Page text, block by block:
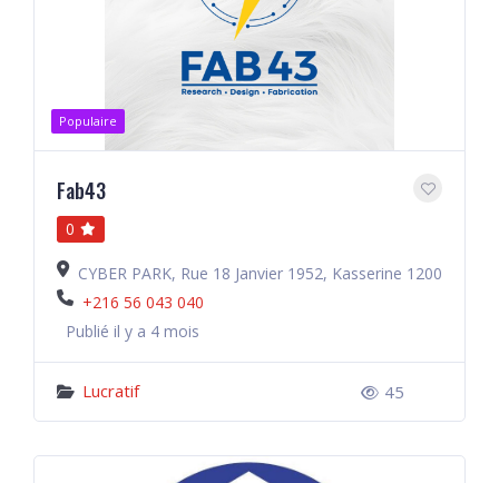
Populaire
Fab43
0
CYBER PARK, Rue 18 Janvier 1952, Kasserine 1200
+216 56 043 040
Publié il y a 4 mois
Lucratif 45